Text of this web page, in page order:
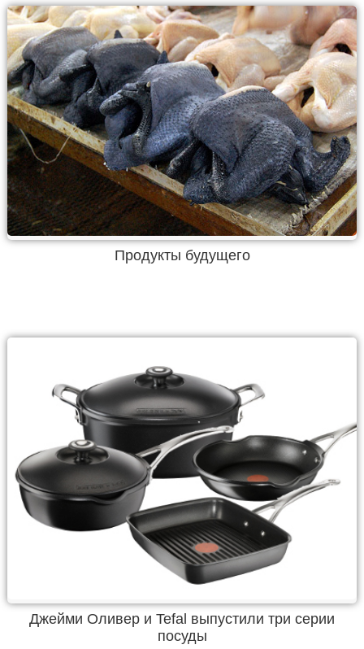
Продукты будущего
Джейми Оливер и Tefal выпустили три серии
посуды